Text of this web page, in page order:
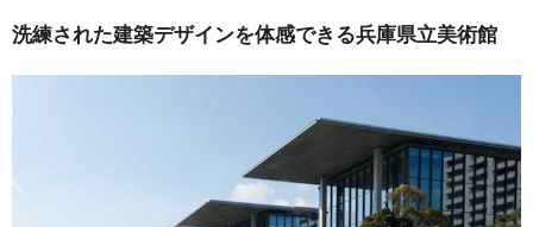
洗練された建築デザインを体感できる兵庫県立美術館